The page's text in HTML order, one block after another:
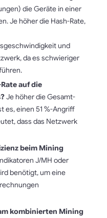
die Geräte in einer
Je höher die Hash-Rate,
und
da es schwieriger
auf die
Je höher die Gesamt-
es, einen 51 %-Angriff
dass das Netzwerk
beim Mining
J/MH oder
benötigt, um eine
kombinierten Mining